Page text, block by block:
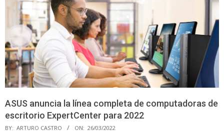
ASUS anuncia la línea completa de computadoras de
escritorio ExpertCenter para 2022
BY: ARTURO CASTRO ON: 26/03/2022